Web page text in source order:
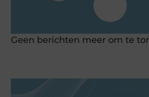
Geen berichten meer om te